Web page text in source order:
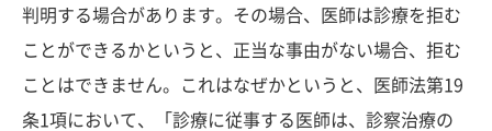
判明する場合があります。その場合、医師は診療を拒む
ことができるかというと、正当な事由がない場合、拒む
ことはできません。これはなぜかというと、医師法第19
条1項において、「診療に従事する医師は、診察治療の